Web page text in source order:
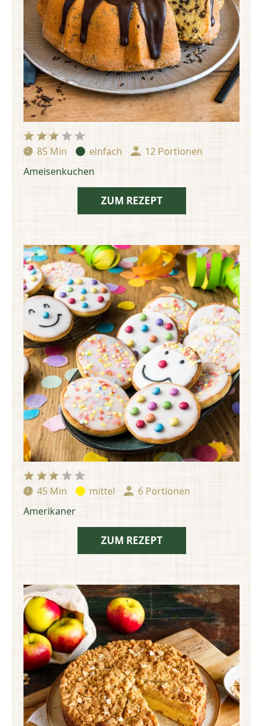
Zubereitungszeit:
85 Min Schwierigkeit:
einfach Portionen:
12 Portionen
Ameisenkuchen
ZUM REZEPT
Zubereitungszeit:
45 Min Schwierigkeit:
mittel Portionen:
6 Portionen
Amerikaner
ZUM REZEPT